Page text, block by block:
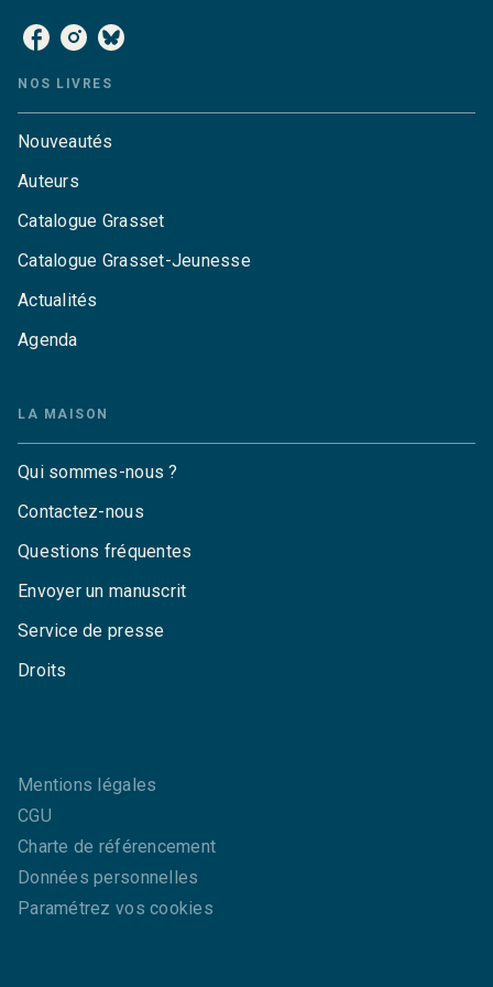
NOS LIVRES
Nouveautés
Auteurs
Catalogue Grasset
Catalogue Grasset-Jeunesse
Actualités
Agenda
LA MAISON
Qui sommes-nous ?
Contactez-nous
Questions fréquentes
Envoyer un manuscrit
Service de presse
Droits
Mentions légales
CGU
Charte de référencement
Données personnelles
Paramétrez vos cookies